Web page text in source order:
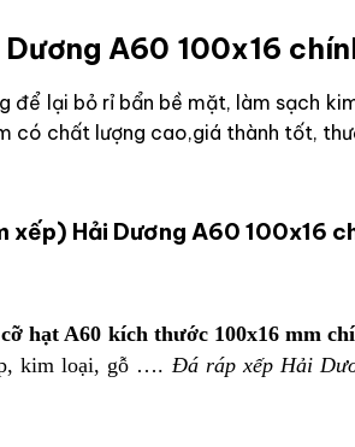
A60 100x16
để lại bỏ rỉ bẩn bề mặt, làm sạch
có chất lượng cao,giá thành tốt,
Hải Dương A60 100x16
hạt A60 kích thước 100x16 mm
kim loại, gỗ …. Đá ráp xếp Hải